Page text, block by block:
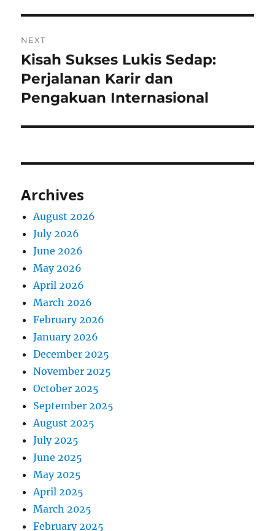
NEXT
Next
post:
Kisah Sukses Lukis Sedap:
Perjalanan Karir dan
Pengakuan Internasional
Archives
August 2026
July 2026
June 2026
May 2026
April 2026
March 2026
February 2026
January 2026
December 2025
November 2025
October 2025
September 2025
August 2025
July 2025
June 2025
May 2025
April 2025
March 2025
February 2025